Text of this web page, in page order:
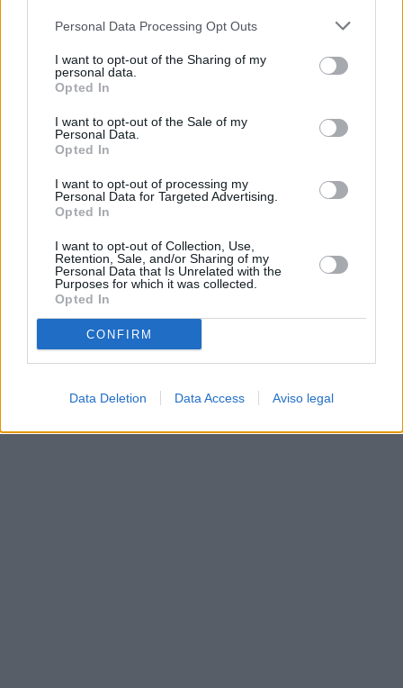
negar su consentimiento. Tenga en cuenta que algún
de su consentimiento, pero usted tiene el derecho de
rechazar tal procesamiento. Sus preferencias se aplicarán
cualquier momento entrando de nuevo en este sitio web o
visitando nuestra política de privacidad.
Personal Data Processing Opt Outs
I want to opt-out of the Sharing of my
personal data.
Opted In
I want to opt-out of the Sale of my
Personal Data.
Opted In
I want to opt-out of processing my
Personal Data for Targeted Advertising.
Opted In
I want to opt-out of Collection, Use,
Retention, Sale, and/or Sharing of my
Personal Data that Is Unrelated with the
Purposes for which it was collected.
Opted In
CONFIRM
Data Deletion Data Access Aviso legal